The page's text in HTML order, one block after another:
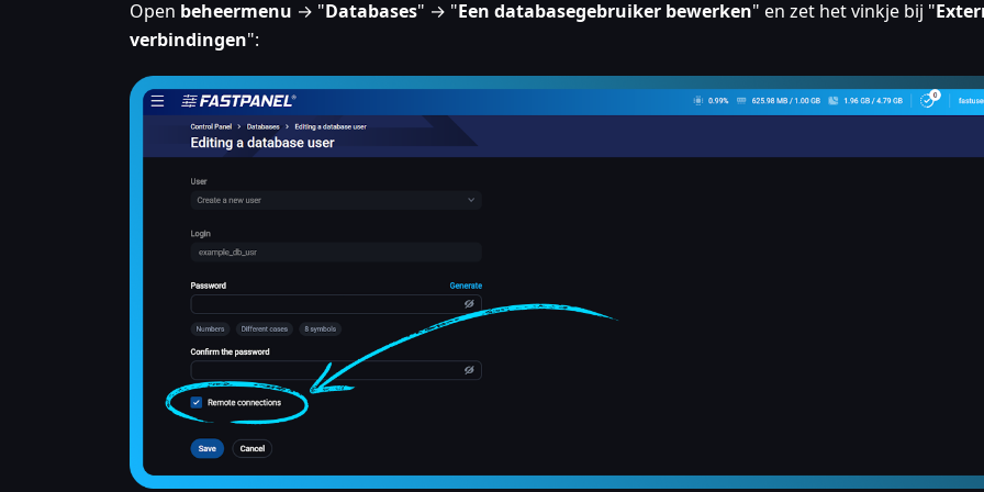
Open beheermenu → "Databases" → "Een databasegebruiker bewerken" en zet het vinkje bij "
verbindingen":